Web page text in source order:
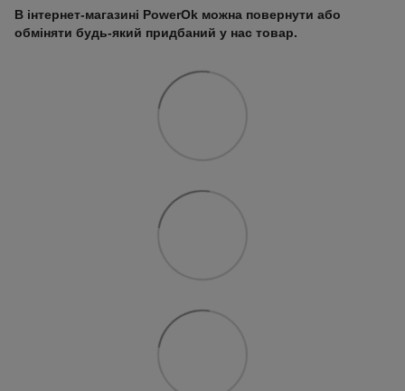
В інтернет-магазині PowerOk можна повернути або
обміняти будь-який придбаний у нас товар.